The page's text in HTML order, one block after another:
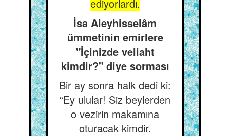
ediyorlardı.
İsa Aleyhisselâm
ümmetinin emirlere
"İçinizde veliaht
kimdir?" diye sorması
Bir ay sonra halk dedi ki:
“Ey ulular! Siz beylerden
o vezirin makamına
oturacak kimdir.